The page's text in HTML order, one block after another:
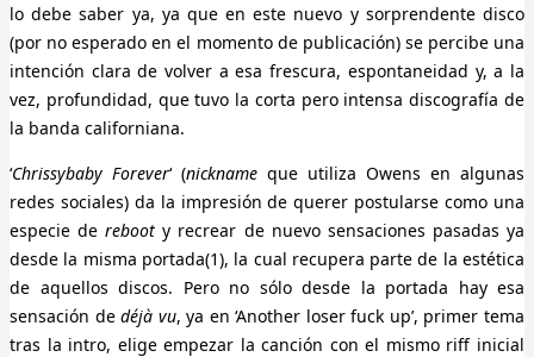
lo debe saber ya, ya que en este nuevo y sorprendente disco
(por no esperado en el momento de publicación) se percibe una
intención clara de volver a esa frescura, espontaneidad y, a la
vez, profundidad, que tuvo la corta pero intensa discografía de
la banda californiana.
‘Chrissybaby Forever‘ (nickname que utiliza Owens en algunas
redes sociales) da la impresión de querer postularse como una
especie dereboot y recrear de nuevo sensaciones pasadas ya
desde la misma portada(1), la cual recupera parte de la estética
de aquellos discos. Pero no sólo desde la portada hay esa
sensación dedéjà vu, ya en ‘Another loser fuck up’, primer tema
tras la intro, elige empezar la canción con el mismo riff inicial